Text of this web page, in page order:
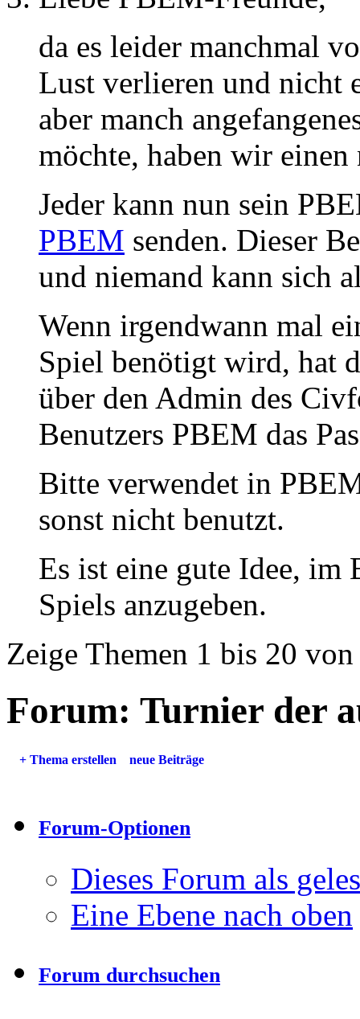
da es leider manchmal
Lust verlieren und nicht
aber manch
möchte, haben wir
Jeder kann nun sein
PBEM senden. Dieser
und niemand kann sich
Wenn irgendwann mal
Spiel benötigt wird, hat
über den Admin des
Benutzers PBEM das
Bitte verwendet in
sonst nicht benutzt.
Es ist eine gute Idee, im
Spiels anzugeben.
Zeige Themen 1 bis 20
Forum: Turnier der
+ Thema erstellen neue Beiträge
Forum-Optionen
Dieses Forum als
Eine Ebene nach oben
Forum durchsuchen